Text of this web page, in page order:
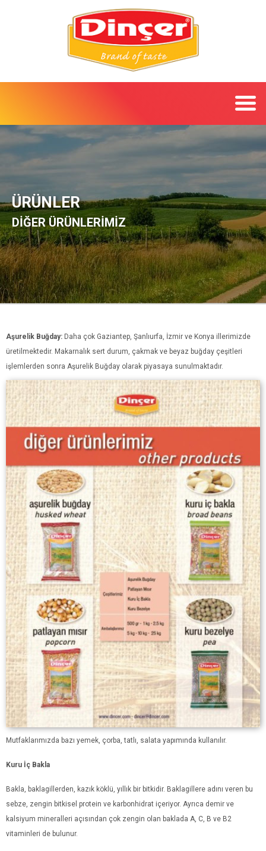
ÜRÜNLER
DİĞER ÜRÜNLERİMİZ
Aşurelik Buğday: Daha çok Gaziantep, Şanlıurfa, İzmir ve Konya illerimizde
üretilmektedir. Makarnalık sert durum, çakmak ve beyaz buğday çeşitleri
işlemlerden sonra Aşurelik Buğday olarak piyasaya sunulmaktadır.
Mutfaklarımızda bazı yemek, çorba, tatlı, salata yapımında kullanılır.
Kuru İç Bakla
Bakla, baklagillerden, kazık köklü, yıllık bir bitkidir. Baklagillere adını veren bu
sebze, zengin bitkisel protein ve karbonhidrat içeriyor. Ayrıca demir ve
kalsiyum mineralleri açısından çok zengin olan baklada A, C, B ve B2
vitaminleri de bulunur.